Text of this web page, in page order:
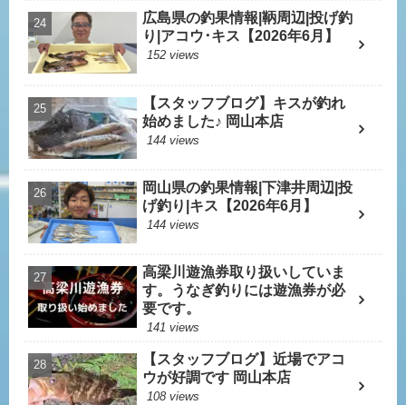
広島県の釣果情報|鞆周辺|投げ釣
り|アコウ･キス【2026年6月】
152 views
【スタッフブログ】キスが釣れ
始めました♪ 岡山本店
144 views
岡山県の釣果情報|下津井周辺|投
げ釣り|キス【2026年6月】
144 views
高梁川遊漁券取り扱いしていま
す。うなぎ釣りには遊漁券が必
要です。
141 views
【スタッフブログ】近場でアコ
ウが好調です 岡山本店
108 views